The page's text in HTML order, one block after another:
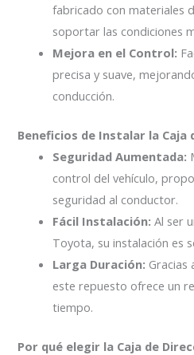
fabricado con materiales
soportar las condiciones
Mejora en el Control:
precisa y suave,
conducción.
Beneficios de Instalar la Caja
Seguridad Aumentada:
control del vehículo,
seguridad al conductor.
Fácil Instalación: Al ser
Toyota, su instalación es
Larga Duración: Gracias
este repuesto ofrece un
tiempo.
Por qué elegir la Caja de